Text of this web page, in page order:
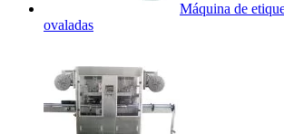
Máquina de
ovaladas